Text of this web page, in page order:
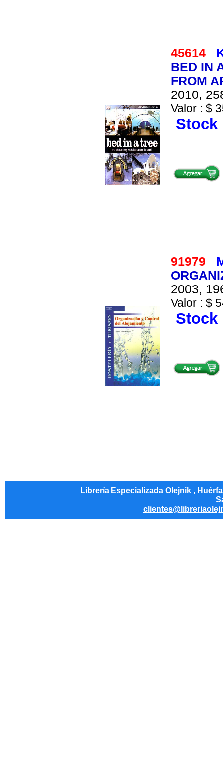
45614
BED IN
FROM
2010,
Valor : $
Stock
91979
2003,
Valor : $
Stock
Librería Especializada Olejnik ,